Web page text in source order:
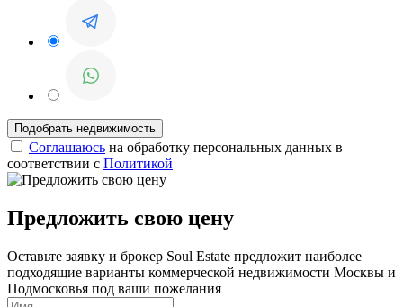
Соглашаюсь на обработку персональных данных в
соответствии с Политикой
Предложить свою цену
Оставьте заявку и брокер Soul Estate предложит наиболее
подходящие варианты коммерческой недвижимости Москвы и
Подмосковья под ваши пожелания